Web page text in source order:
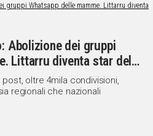
Abolizione dei gruppi
Littarru diventa star del
oltre 4mila condivisioni,
regionali che nazionali